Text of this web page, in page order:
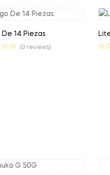
14 Piezas
(0 reviews)